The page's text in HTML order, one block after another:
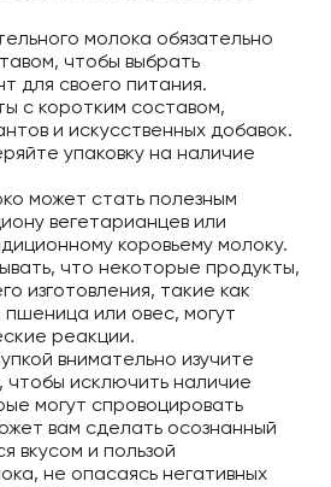
молока обязательно
чтобы выбрать
для своего питания.
с коротким составом,
и искусственных добавок.
упаковку на наличие
может стать полезным
вегетарианцев или
коровьему молоку.
что некоторые продукты,
изготовления, такие как
или овес, могут
реакции.
внимательно изучите
чтобы исключить наличие
могут спровоцировать
вам сделать осознанный
вкусом и пользой
не опасаясь негативных